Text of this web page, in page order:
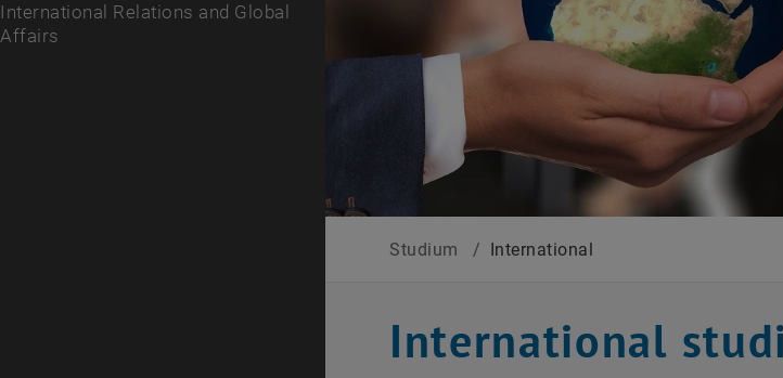
International Relations and Global
Affairs
Studium / International
International